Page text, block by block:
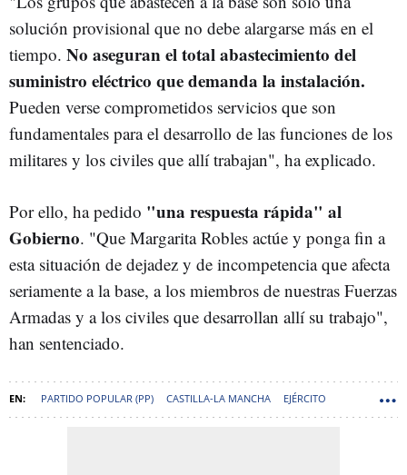
solución provisional que no debe alargarse más en el
tiempo. No aseguran el total abastecimiento del
suministro eléctrico que demanda la instalación.
Pueden verse comprometidos servicios que son
fundamentales para el desarrollo de las funciones de los
militares y los civiles que allí trabajan", ha explicado.
Por ello, ha pedido "una respuesta rápida" al
Gobierno. "Que Margarita Robles actúe y ponga fin a
esta situación de dejadez y de incompetencia que afecta
seriamente a la base, a los miembros de nuestras Fuerzas
Armadas y a los civiles que desarrollan allí su trabajo",
han sentenciado.
PARTIDO POPULAR (PP) CASTILLA-LA MANCHA EJÉRCITO